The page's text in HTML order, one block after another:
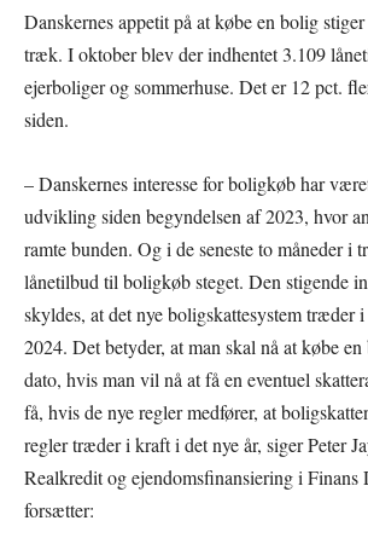
Danskernes appetit på at købe en bolig
træk. I oktober blev der indhentet 3.109
ejerboliger og sommerhuse. Det er 12 pct.
siden.
– Danskernes interesse for boligkøb har
udvikling siden begyndelsen af 2023, hvor
ramte bunden. Og i de seneste to måneder i
lånetilbud til boligkøb steget. Den stigende
skyldes, at det nye boligskattesystem træder
2024. Det betyder, at man skal nå at købe
dato, hvis man vil nå at få en eventuel
få, hvis de nye regler medfører, at
regler træder i kraft i det nye år, siger Peter
Realkredit og ejendomsfinansiering i Finans
forsætter: